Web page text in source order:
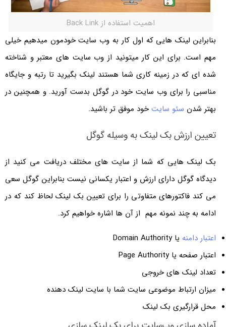
اهمیت استفاده از Back Link
بنابراین لینک هایی که اول کار به وب سایت خودمون میدهیم خیلی
مهم است. برای این کار میتونید از وب سایت های معتبر و شناخته
شده ای که در زمینه کاری شما هستند لینک بگیرید تا رتبه و جایگاه
مناسبی را برای وب سایت خود در گوگل بدست آورید. و همچنین در
بهتر شدن سئو سایتخود موفق تر باشید.
تعیین ارزش بک لینک به وسیله گوگل
بک لینک هایی که شما از سایت های مختلف دریافت می کنید از
دیدگاه گوگل دارای ارزش و اعتبار یکسانی نیست بنابراین گوگل سعی
می کند فاکتورهای متفاوتی را برای تعیین بک لینک لحاظ کند که در
ادامه به چند نمونه مهم از آن ها اشاره خواهیم کرد.
اعتبار دامنهیا Domain Authority
اعتبار صفحه یا Page Authority
تعداد لینک های خروجی
میزان ارتباط موضوعی سایت شما با سایت لینک دهنده
محل قرارگیری بک لینک